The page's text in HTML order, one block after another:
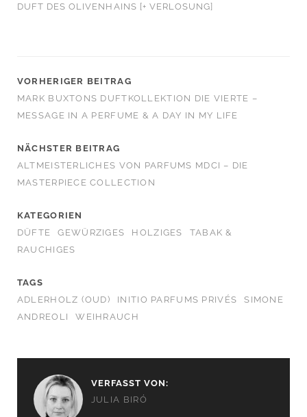
DUFT DES OLIVENHAINS [+ VERLOSUNG]
VORHERIGER BEITRAG
MARK BUXTONS DUFTKOLLEKTION DIE VIERTE –
MESSAGE IN A PERFUME & A DAY IN MY LIFE
NÄCHSTER BEITRAG
ALTMEISTERLICHES VON PARFUMS MDCI – DIE
MASTERPIECE COLLECTION
KATEGORIEN
DÜFTE
GEWÜRZIGES HOLZIGES
TABAK &
RAUCHIGES
TAGS
ADLERHOLZ (OUD)
INITIO PARFUMS PRIVÉS
SIMONE
ANDREOLI
WEIHRAUCH
VERFASST VON:
JULIA BIRÓ